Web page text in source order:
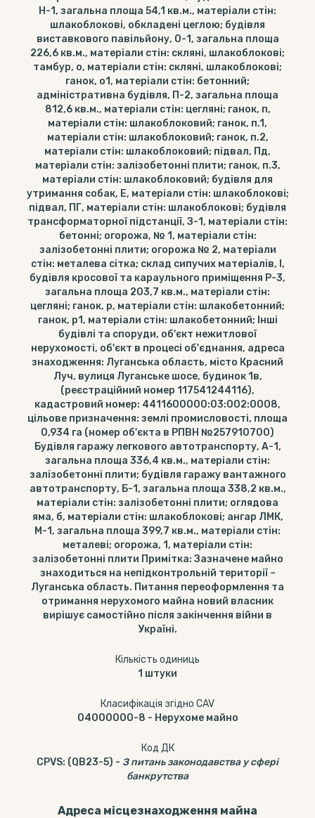
Н-1, загальна площа 54,1 кв.м., матеріали стін:
шлакоблокові, обкладені цеглою; будівля
виставкового павільйону, О-1, загальна площа
226,6 кв.м., матеріали стін: скляні, шлакоблокові;
тамбур, о, матеріали стін: скляні, шлакоблокові;
ганок, о1, матеріали стін: бетонний;
адміністративна будівля, П-2, загальна площа
812,6 кв.м., матеріали стін: цегляні; ганок, п,
матеріали стін: шлакоблоковий; ганок, п.1,
матеріали стін: шлакоблоковий; ганок, п.2,
матеріали стін: шлакоблоковий; підвал, Пд,
матеріали стін: залізобетонні плити; ганок, п.3,
матеріали стін: шлакоблоковий; будівля для
утримання собак, Е, матеріали стін: шлакоблокові;
підвал, ПГ, матеріали стін: шлакоблокові; будівля
трансформаторної підстанції, З-1, матеріали стін:
бетонні; огорожа, № 1, матеріали стін:
залізобетонні плити; огорожа № 2, матеріали
стін: металева сітка; склад сипучих матеріалів, І,
будівля кросової та караульного приміщення Р-3,
загальна площа 203,7 кв.м., матеріали стін:
цегляні; ганок, р, матеріали стін: шлакобетонний;
ганок, р1, матеріали стін: шлакобетонний; Інші
будівлі та споруди, об'єкт нежитлової
нерухомості, об'єкт в процесі об'єднання, адреса
знаходження: Луганська область, місто Красний
Луч, вулиця Луганське шосе, будинок 1в,
(реєстраційний номер 117541244116),
кадастровий номер: 4411600000:03:002:0008,
цільове призначення: землі промисловості, площа
0,934 га (номер об'єкта в РПВН №257910700)
Будівля гаражу легкового автотранспорту, А-1,
загальна площа 336,4 кв.м., матеріали стін:
залізобетонні плити; будівля гаражу вантажного
автотранспорту, Б-1, загальна площа 338,2 кв.м.,
матеріали стін: залізобетонні плити; оглядова
яма, б, матеріали стін: шлакоблокові; ангар ЛМК,
М-1, загальна площа 399,7 кв.м., матеріали стін:
металеві; огорожа, 1, матеріали стін:
залізобетонні плити Примітка: Зазначене майно
знаходиться на непідконтрольній території –
Луганська область. Питання переоформлення та
отримання нерухомого майна новий власник
вирішує самостійно після закінчення війни в
Україні.
Кількість одиниць
1 штуки
Класифікація згідно CAV
04000000-8 - Нерухоме майно
Код ДК
CPVS: (QB23-5) - З питань законодавства у сфері
банкрутства
Адреса місцезнаходження майна